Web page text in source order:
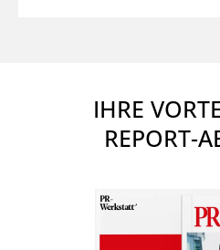
IHRE
REPORT-